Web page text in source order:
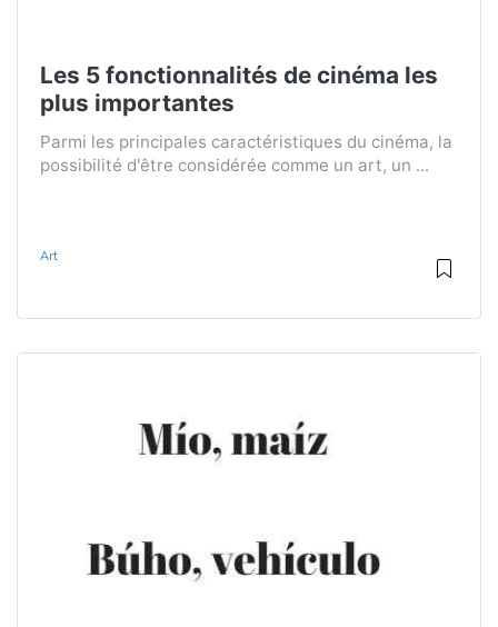
Les 5 fonctionnalités de cinéma les
plus importantes
Parmi les principales caractéristiques du cinéma, la
possibilité d'être considérée comme un art, un ...
Art